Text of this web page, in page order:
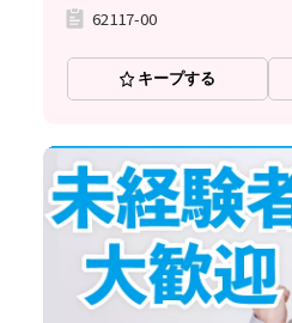
62117-00
キープする